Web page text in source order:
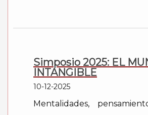
Simposio 2025: EL
INTANGIBLE
10-12-2025
Mentalidades,